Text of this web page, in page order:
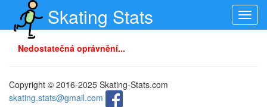
Skating Stats
Nedostatečná oprávnění...
Copyright © 2016-2025 Skating-Stats.com
skating.stats@gmail.com